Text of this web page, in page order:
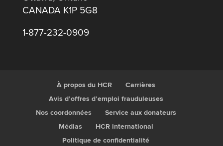
CANADA K1P 5G8
1-877-232-0909
À propos du HCR
Carrières
Avis d’offres d’emploi frauduleuses
Nos coordonnées
Service aux donateurs
Médias
HCR international
Politique de confidentialité